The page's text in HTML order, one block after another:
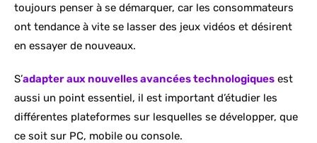
toujours penser à se démarquer, car les consommateurs
ont tendance à vite se lasser des jeux vidéos et désirent
en essayer de nouveaux.
S’adapter aux nouvelles avancées technologiques est
aussi un point essentiel, il est important d’étudier les
différentes plateformes sur lesquelles se développer, que
ce soit sur PC, mobile ou console.